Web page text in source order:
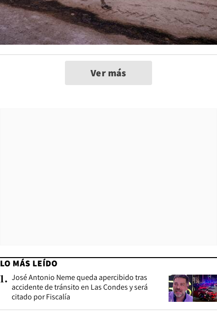
Ver más
LO MÁS LEÍDO
1. José Antonio Neme queda apercibido tras
accidente de tránsito en Las Condes y será
citado por Fiscalía